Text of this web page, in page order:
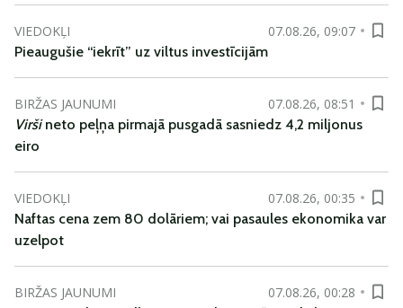
VIEDOKĻI
07.08.26, 09:07
Pieaugušie “iekrīt” uz viltus investīcijām
BIRŽAS JAUNUMI
07.08.26, 08:51
Viršineto peļņa pirmajā pusgadā sasniedz 4,2 miljonus
eiro
VIEDOKĻI
07.08.26, 00:35
Naftas cena zem 80 dolāriem; vai pasaules ekonomika var
uzelpot
BIRŽAS JAUNUMI
07.08.26, 00:28